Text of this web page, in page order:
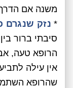
משנה אם
* נזק שנגרם
סיבתי ברור
הרופא טעה,
אין עילה
שהרופא